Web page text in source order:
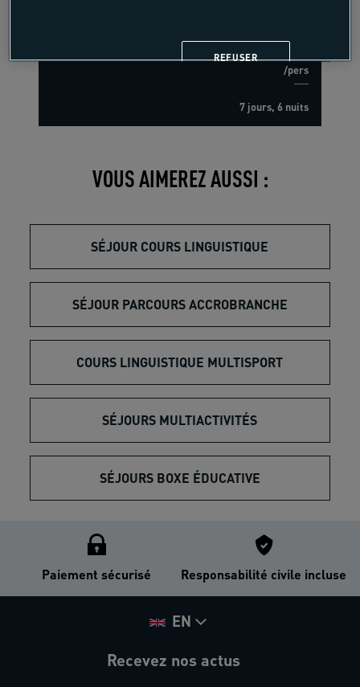
625,50 €
/pers
7 jours, 6 nuits
VOUS AIMEREZ AUSSI :
SÉJOUR COURS LINGUISTIQUE
SÉJOUR PARCOURS ACCROBRANCHE
COURS LINGUISTIQUE MULTISPORT
SÉJOURS MULTIACTIVITÉS
SÉJOURS BOXE ÉDUCATIVE
Paiement sécurisé Responsabilité civile incluse
EN
Recevez nos actus
REFUSER